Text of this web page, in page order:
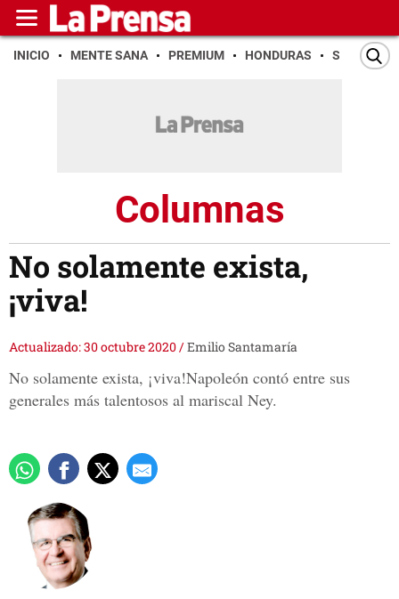
INICIO MENTE SANA PREMIUM HONDURAS SAN PEDRO
Columnas
No solamente exista,
¡viva!
Actualizado: 30 octubre 2020/Emilio Santamaría
No solamente exista, ¡viva!Napoleón contó entre sus
generales más talentosos al mariscal Ney.